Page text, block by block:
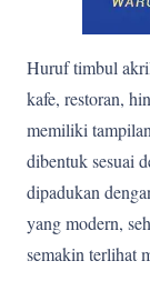
Huruf timbul
kafe, restoran,
memiliki
dibentuk sesuai
dipadukan
yang modern,
semakin terlihat